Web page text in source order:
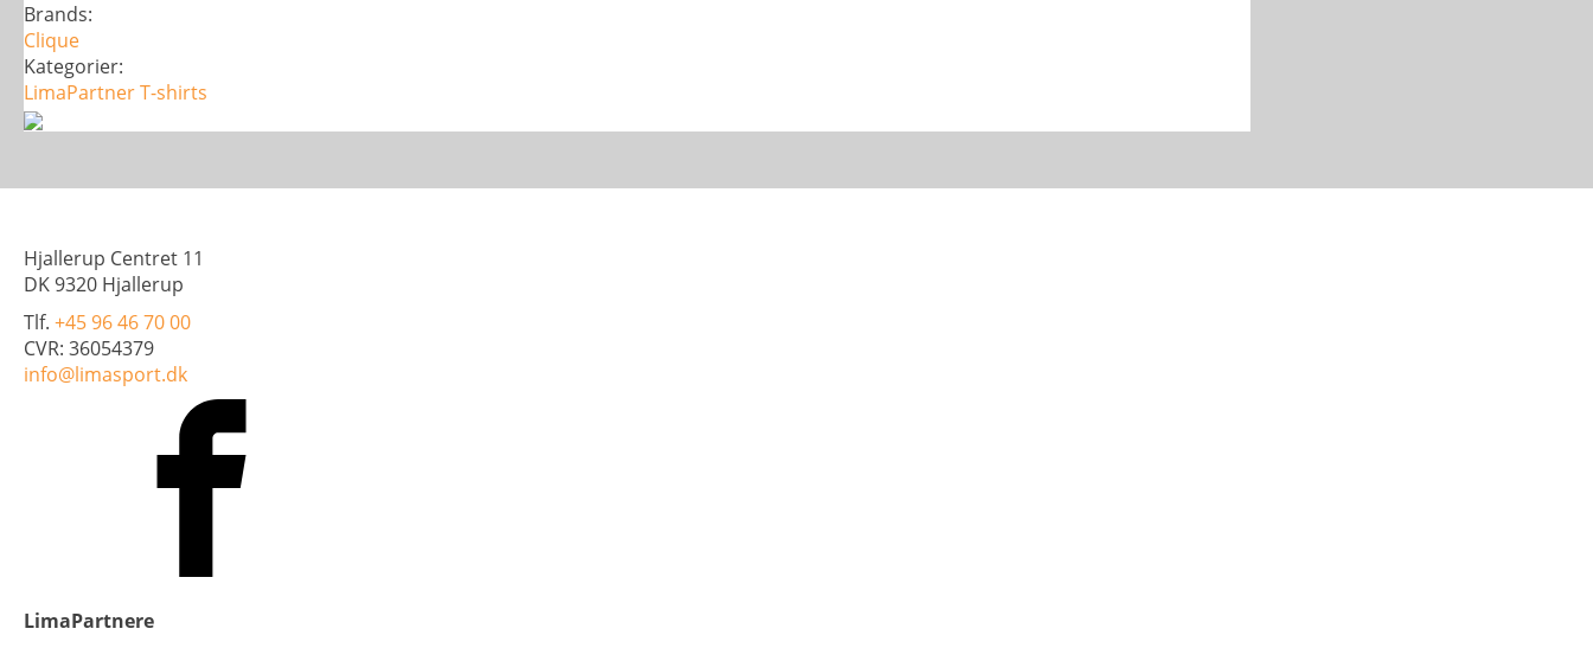
Brands:
Clique
Kategorier:
LimaPartnerT-shirts
Hjallerup Centret 11
DK 9320 Hjallerup
Tlf. +45 96 46 70 00
CVR: 36054379
info@limasport.dk
LimaPartnere